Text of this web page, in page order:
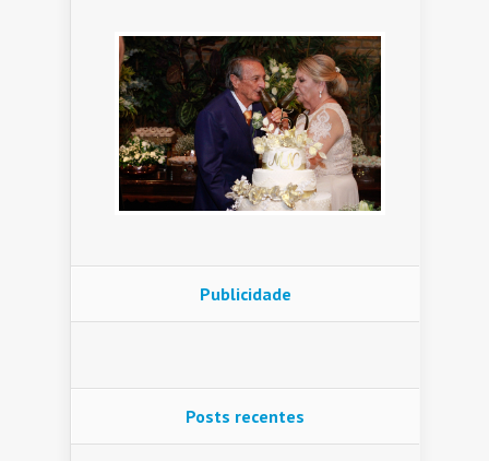
Publicidade
Posts recentes